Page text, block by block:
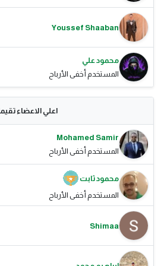
Youssef Shaaban
محمود علي
المستخدم أخفى الأرباح
اعلي الاعضاء
Mohamed Samir
المستخدم أخفى الأرباح
محمود ثابت
المستخدم أخفى الأرباح
Shimaa